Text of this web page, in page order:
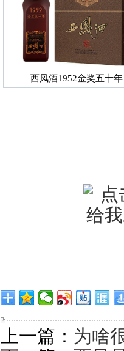
西凤酒1952金奖五十年
上一篇： 为啥